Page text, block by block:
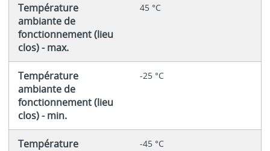
Température
ambiante de
fonctionnement (lieu
clos) - max.
45 °C
Température
ambiante de
fonctionnement (lieu
clos) - min.
-25 °C
Température
-45 °C